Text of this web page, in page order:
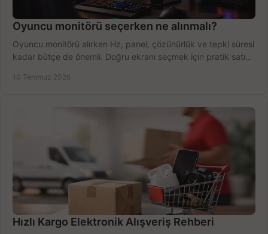
Oyuncu monitörü seçerken ne alınmalı?
Oyuncu monitörü alırken Hz, panel, çözünürlük ve tepki süresi
kadar bütçe de önemli. Doğru ekranı seçmek için pratik satın
10 Temmuz 2026
Hızlı Kargo Elektronik Alışveriş Rehberi